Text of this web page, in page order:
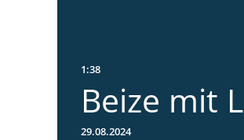
1:38
Beize mit
29.08.2024